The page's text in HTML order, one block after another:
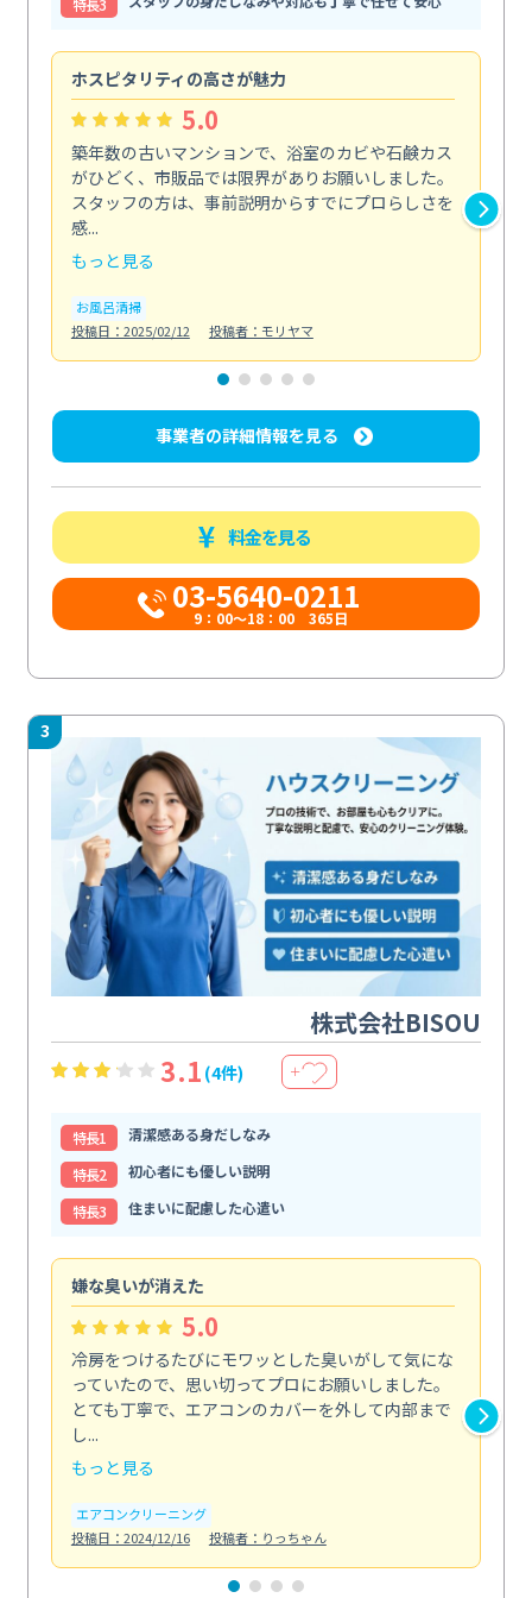
ホスピタリティの高さが魅力
5.0
築年数の古いマンションで、浴室のカビや石鹸カス
がひどく、市販品では限界がありお願いしました。
スタッフの方は、事前説明からすでにプロらしさを
感...
もっと見る
お風呂清掃
投稿日：2025/02/12
投稿者：モリヤマ
事業者の詳細情報を見る
料金を見る
03-5640-0211
9：00～18：00 365日
3
株式会社BISOU
3.1 (4件) ＋
特⻑1
清潔感ある身だしなみ
特⻑2
初心者にも優しい説明
特⻑3
住まいに配慮した心遣い
嫌な臭いが消えた
5.0
冷房をつけるたびにモワッとした臭いがして気にな
っていたので、思い切ってプロにお願いしました。
とても丁寧で、エアコンのカバーを外して内部まで
し...
もっと見る
エアコンクリーニング
投稿日：2024/12/16
投稿者：りっちゃん